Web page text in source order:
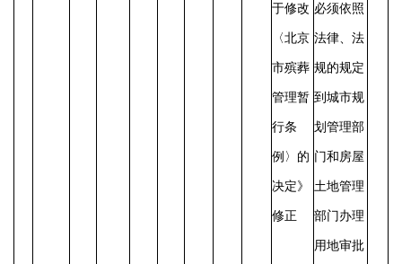
于修改
〈北京
市殡葬
管理暂
行条
例〉的
决定》
修正
必须依照
法律、法
规的规定
到城市规
划管理部
门和房屋
土地管理
部门办理
用地审批